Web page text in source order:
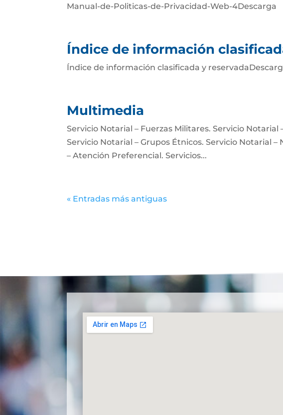
Manual-de-Politicas-de-Privacidad-Web-4Descarga
Índice de información
Índice de información clasificada y
Multimedia
Servicio Notarial – Fuerzas Militares. Servicio
Servicio Notarial – Grupos Étnicos. Servicio Notarial
– Atención Preferencial. Servicios...
« Entradas más antiguas